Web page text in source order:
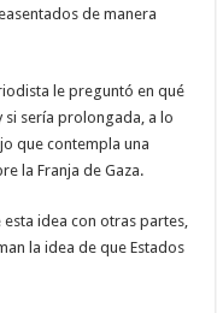
de manera
le preguntó en qué
si sería prolongada, a lo
que contempla una
la Franja de Gaza.
idea con otras partes,
la idea de que Estados